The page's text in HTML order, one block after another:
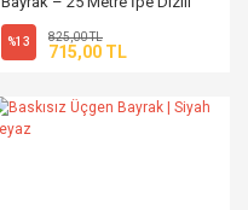
Vinil Süsleme
%13 825,00 TL
715,00 TL